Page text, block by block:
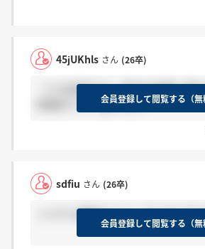
45jUKhls さん (26卒)
「人を説得する」例文を実際に書
特徴的です（春ジョブ）
会員登録して閲覧する（無
sdfiu さん (26卒)
システム関係のエラーでたまにあ
会員登録して閲覧する（無